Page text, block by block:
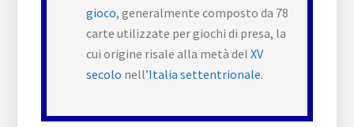
gioco, generalmente composto da 78
carte utilizzate per giochi di presa, la
cui origine risale alla metà delXV
secolo nell’Italia settentrionale.